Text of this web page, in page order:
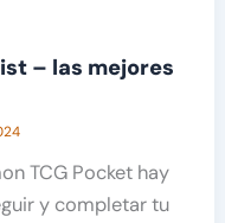
– las mejores
TCG Pocket hay
y completar tu